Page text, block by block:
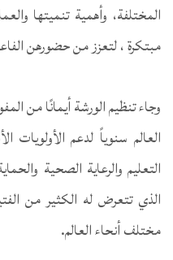
المختلفة، وأهمية تنميتها
مبتكرة ، لتعزز من حضورهن
وجاء تنظيم الورشة أيمانًا من
العالم سنوياً لدعم
التعليم والرعاية الصحية
الذي تتعرض له الكثير من
مختلف أنحاء العالم.